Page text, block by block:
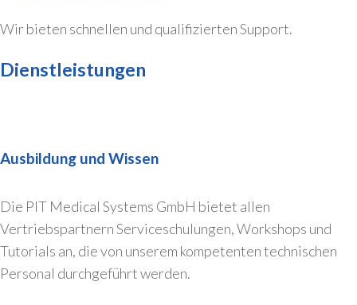
Wir bieten schnellen und qualifizierten Support.
Dienstleistungen
Ausbildung und Wissen
Die PIT Medical Systems GmbH bietet allen
Vertriebspartnern Serviceschulungen, Workshops und
Tutorials an, die von unserem kompetenten technischen
Personal durchgeführt werden.